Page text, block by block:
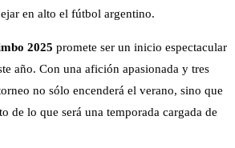
en alto el fútbol argentino.
2025 promete ser un inicio espectacular
año. Con una afición apasionada y tres
no sólo encenderá el verano, sino que
de lo que será una temporada cargada de